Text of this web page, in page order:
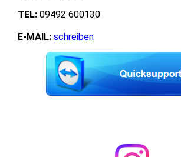
TEL: 09492 600130
E-MAIL: schreiben